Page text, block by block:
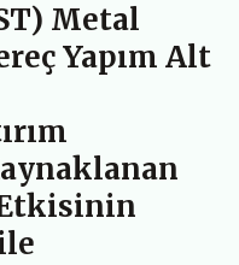
Metal
Yapım Alt